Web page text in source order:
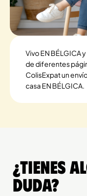
Vivo EN BÉLGICA
de diferentes
ColisExpat un
casa EN BÉLGICA.
¿Tienes
duda?